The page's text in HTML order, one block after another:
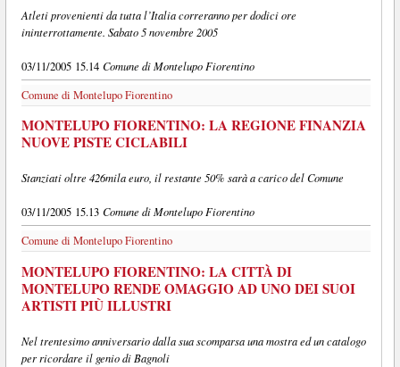
Atleti provenienti da tutta l’Italia correranno per dodici ore
ininterrottamente. Sabato 5 novembre 2005
03/11/2005 15.14 Comune di Montelupo Fiorentino
Comune di Montelupo Fiorentino
MONTELUPO FIORENTINO: LA REGIONE FINANZIA
NUOVE PISTE CICLABILI
Stanziati oltre 426mila euro, il restante 50% sarà a carico del Comune
03/11/2005 15.13 Comune di Montelupo Fiorentino
Comune di Montelupo Fiorentino
MONTELUPO FIORENTINO: LA CITTÀ DI
MONTELUPO RENDE OMAGGIO AD UNO DEI SUOI
ARTISTI PIÙ ILLUSTRI
Nel trentesimo anniversario dalla sua scomparsa una mostra ed un catalogo
per ricordare il genio di Bagnoli